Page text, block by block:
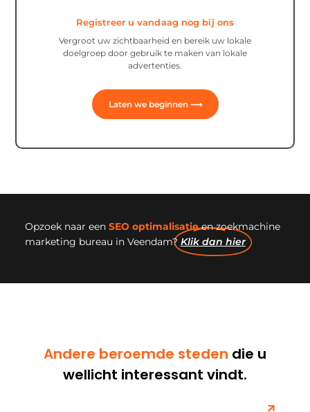
Registreer u vandaag nog bij ons
Vergroot uw zichtbaarheid en bereik uw lokale
doelgroep door gebruik te maken van lokale
advertenties.
Laten we beginnen ⟶
Opzoek naar een SEO optimalisatieen zoekmachine
marketing bureau in Veendam? Klik dan hier
Andere beroemde steden die u
wellicht interessant vindt.